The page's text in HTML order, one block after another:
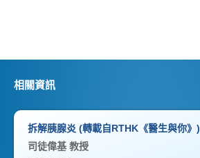
相關資訊
拆解胰腺炎 (轉載自RTHK《醫生與你》)
司徒偉基 教授